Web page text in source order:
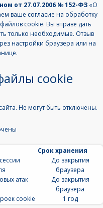
от 27.07.2006 № 152-ФЗ «О
ваше согласие на обработку
cookie. Вы вправе дать
только необходимые. Отзыв
настройки браузера или на
cookie
Не могут быть отключены.
Срок хранения
До закрытия
браузера
атак
До закрытия
браузера
cookie 1 год